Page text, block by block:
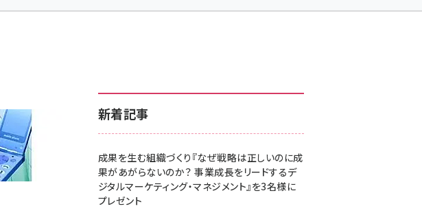
z世代 (1623)
meo (1277)
llmo (1166)
新着記事
成果を生む組織づくり『なぜ戦略は正しいのに成
果があがらないのか？ 事業成長をリードするデ
ジタルマーケティング・マネジメント』を3名様に
プレゼント